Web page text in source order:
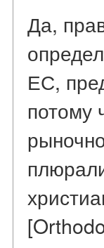
Да,
ЕС,
потому